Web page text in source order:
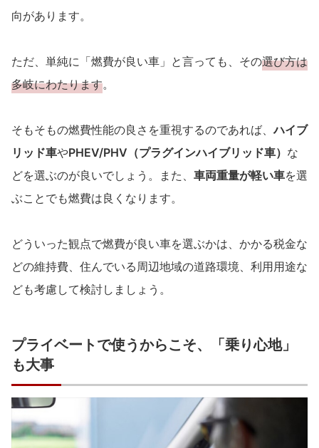
向があります。
ただ、単純に「燃費が良い車」と言っても、その選び方は
多岐にわたります。
そもそもの燃費性能の良さを重視するのであれば、ハイブ
リッド車やPHEV/PHV（プラグインハイブリッド車） な
どを選ぶのが良いでしょう。また、 車両重量が軽い車を選
ぶことでも燃費は良くなります。
どういった観点で燃費が良い車を選ぶかは、かかる税金な
どの維持費、住んでいる周辺地域の道路環境、利用用途な
ども考慮して検討しましょう。
プライベートで使うからこそ、「乗り心地」
も大事